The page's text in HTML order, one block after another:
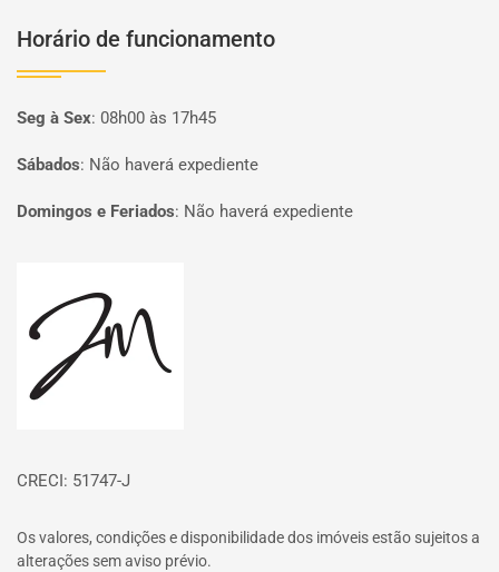
Horário de funcionamento
Seg à Sex: 08h00 às 17h45
Sábados: Não haverá expediente
Domingos e Feriados: Não haverá expediente
CRECI: 51747-J
Os valores, condições e disponibilidade dos imóveis estão sujeitos a
alterações sem aviso prévio.